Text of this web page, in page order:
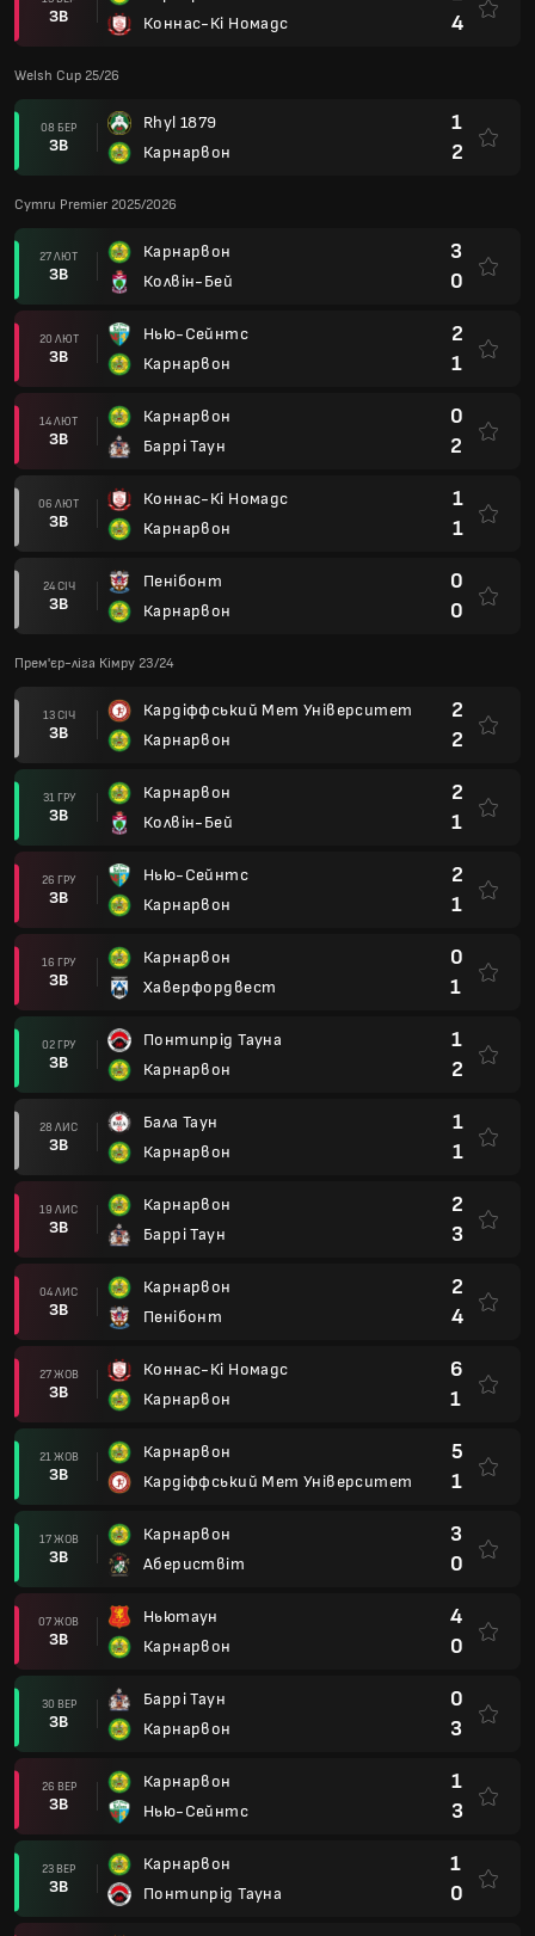
ЗВ
Коннас-Кі Номадс
4
Welsh Cup 25/26
08 БЕР
ЗВ
Rhyl 1879
Карнарвон
1
2
Cymru Premier 2025/2026
27 ЛЮТ
ЗВ
Карнарвон
Колвін-Бей
3
0
20 ЛЮТ
ЗВ
Нью-Сейнтс
Карнарвон
2
1
14 ЛЮТ
ЗВ
Карнарвон
Баррі Таун
0
2
06 ЛЮТ
ЗВ
Коннас-Кі Номадс
Карнарвон
1
1
24 СІЧ
ЗВ
Пенібонт
Карнарвон
0
0
Прем'єр-ліга Кімру 23/24
13 СІЧ
ЗВ
Кардіффський Мет Університет
Карнарвон
2
2
31 ГРУ
ЗВ
Карнарвон
Колвін-Бей
2
1
26 ГРУ
ЗВ
Нью-Сейнтс
Карнарвон
2
1
16 ГРУ
ЗВ
Карнарвон
Хаверфордвест
0
1
02 ГРУ
ЗВ
Понтипрід Тауна
Карнарвон
1
2
28 ЛИС
ЗВ
Бала Таун
Карнарвон
1
1
19 ЛИС
ЗВ
Карнарвон
Баррі Таун
2
3
04 ЛИС
ЗВ
Карнарвон
Пенібонт
2
4
27 ЖОВ
ЗВ
Коннас-Кі Номадс
Карнарвон
6
1
21 ЖОВ
ЗВ
Карнарвон
Кардіффський Мет Університет
5
1
17 ЖОВ
ЗВ
Карнарвон
Абериствіт
3
0
07 ЖОВ
ЗВ
Ньютаун
Карнарвон
4
0
30 ВЕР
ЗВ
Баррі Таун
Карнарвон
0
3
26 ВЕР
ЗВ
Карнарвон
Нью-Сейнтс
1
3
23 ВЕР
ЗВ
Карнарвон
Понтипрід Тауна
1
0